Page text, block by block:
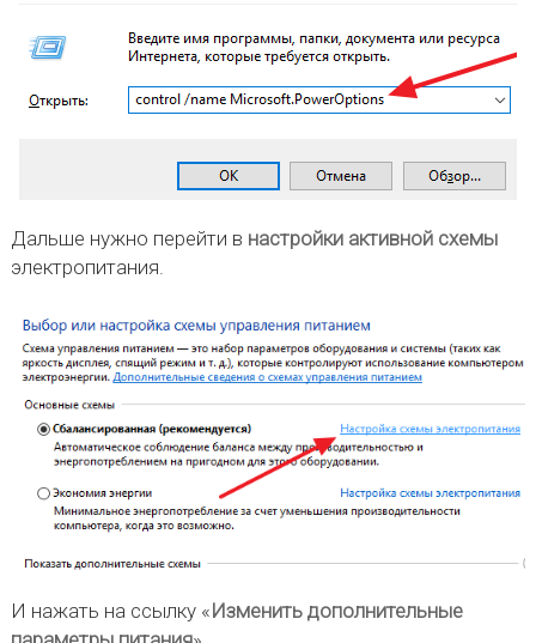
Дальше нужно перейти в настройки активной схемы
электропитания.
И нажать на ссылку «Изменить дополнительные